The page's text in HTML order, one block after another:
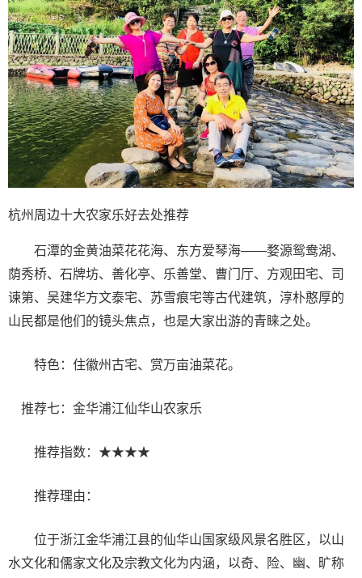
杭州周边十大农家乐好去处推荐
石潭的金黄油菜花花海、东方爱琴海——婺源鸳鸯湖、
荫秀桥、石牌坊、善化亭、乐善堂、曹门厅、方观田宅、司
谏第、吴建华方文泰宅、苏雪痕宅等古代建筑，淳朴憨厚的
山民都是他们的镜头焦点，也是大家出游的青睐之处。
特色：住徽州古宅、赏万亩油菜花。
推荐七：金华浦江仙华山农家乐
推荐指数：★★★★
推荐理由：
位于浙江金华浦江县的仙华山国家级风景名胜区，以山
水文化和儒家文化及宗教文化为内涵，以奇、险、幽、旷称